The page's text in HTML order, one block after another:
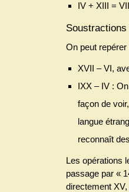
IV + XIII = VII
On peut
XVII – VI,
IXX – IV :
façon de
langue
reconnaît
Les opérations
passage par «
directement XV,